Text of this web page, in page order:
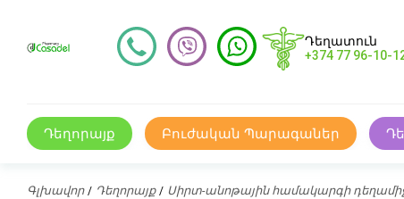
Դեղատուն
+374 77 96-10-
Դեղորայք Բուժական Պարագաներ
Գլխավոր Դեղորայք Սիրտ-անոթային համակարգի